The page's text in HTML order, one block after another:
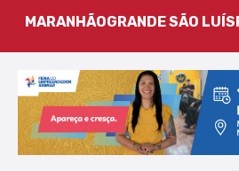
MARANHÃOGRANDE SÃO LUÍS